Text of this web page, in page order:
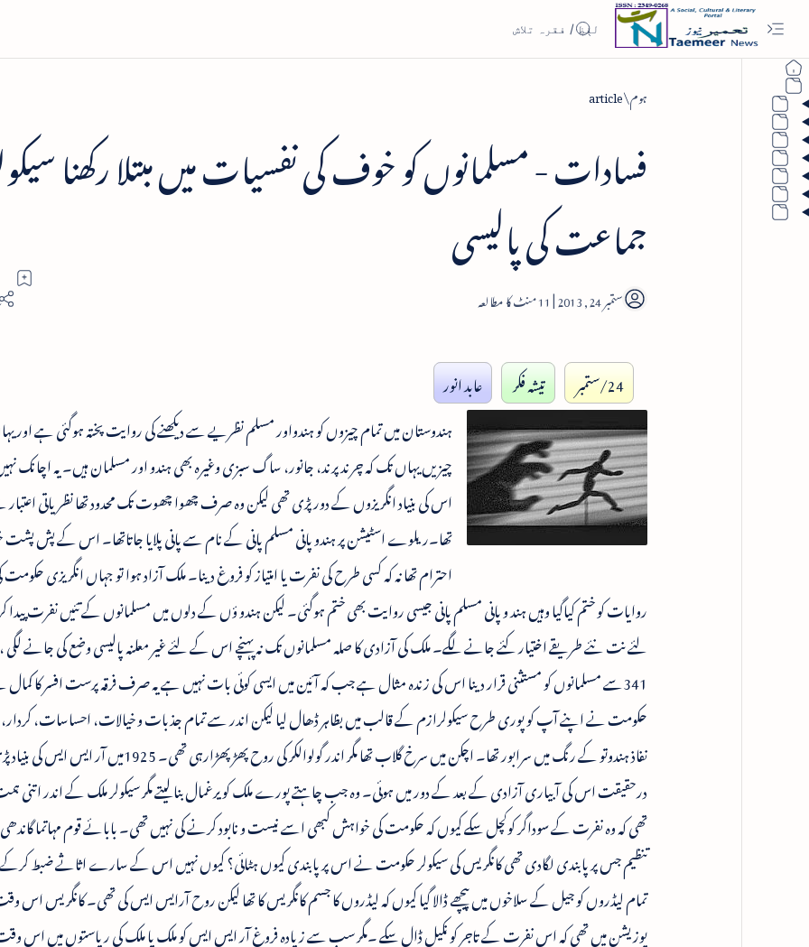
ہوم article
فسادات - مسلمانوں کو خوف کی نفسیات میں مبتلا رکھنا
جماعت کی پالیسی
11
24/ستمبر تیشہ فکر
عابد انور
ہندوستان میں تمام چیزوں کو ہندواور مسلم نظریے سے دیکھنے کی روایت پختہ ہوگئی ہے اور
چیزیں یہاں تک کہ چرند پرند، جانور، ساگ سبزی وغیرہ بھی ہندو اور مسلمان ہیں۔ یہ اچانک
اس کی بنیاد انگریزوں کے دور پڑی تھی لیکن وہ صرف چھوا چھوت تک محدود تھا نظریاتی
تھا۔ریلوے اسٹیشن پر ہندو پانی مسلم پانی کے نام سے پانی پلایا جاتاتھا۔ اس کے پش
احترام تھا نہ کہ کسی طرح کی نفرت یا امتیاز کو فروغ دینا۔ ملک آزاد ہوا تو جہاں انگریزی حکومت
روایات کو ختم کیاگیا وہیں ہند و پانی مسلم پانی جیسی روایت بھی ختم ہوگئی۔ لیکن ہندو ؤں کے دلوں میں مسلمانوں کے تئیں نفرت
لئے نت نئے طریقے اختیار کئے جانے لگے۔ ملک کی آزادی کا صلہ مسلمانوں تک نہ پہنچے اس کے لئے غیر معلنہ پالیسی وضع کی جانے لگی
341سے مسلمانوں کو مستثنی قرار دینا اس کی زندہ مثال ہے جب کہ آئین میں ایسی کوئی بات نہیں ہے یہ صرف فرقہ پرست افسر کا
حکومت نے اپنے آپ کو پوری طرح سیکولرازم کے قالب میں بظاہر ڈھال لیا لیکن اندر سے تمام جذبات و خیالات، احساسات،
نفاذ ہندوتو کے رنگ میں سرابور تھا۔ اچکن میں سرخ گلاب تھا مگر اندر گولوالکر کی روح پھڑپھڑارہی
درحقیقت اس کی آبیاری آزادی کے بعد کے دور میں ہوئی۔ وہ جب چاہتے پورے ملک کو یرغمال بنالیتے مگر سیکولر ملک کے اندر اتنی
تھی کہ وہ نفرت کے سوداگر کوکچل سکے کیوں کہ حکومت کی خواہش کبھی اسے نیست و نابود کرنے کی نہیں تھی۔ بابائے قوم مہاتما
تنظیم جس پر پابندی لگادی تھی کانگریس کی سیکولر حکومت نے اس پر پابندی کیوں ہٹائی؟ کیوں نہیں اس کے سارے اثاثے ضبط
تمام لیڈروں کو جیل کے سلاخوں میں پیچھے ڈالا گیا کیوں کہ لیڈروں کا جسم کانگریس کا تھا لیکن روح آرایس ایس کی تھی۔ کانگریس
پوزیشن میں تھی کہ اس نفرت کے تاجر کو نکیل ڈال سکے ۔مگر سب سے زیادہ فروغ آر ایس ایس کو ملک یا ملک کی ریاستوں میں اس